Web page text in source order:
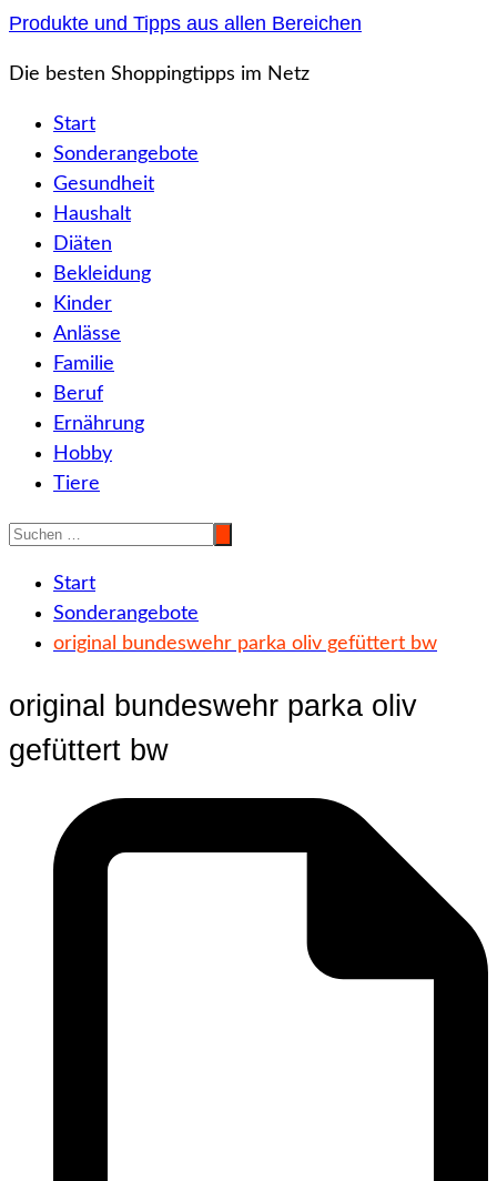
Zum
springen
Produkte und Tipps aus allen Bereichen
Die besten Shoppingtipps im Netz
Start
Sonderangebote
Gesundheit
Haushalt
Diäten
Bekleidung
Kinder
Anlässe
Familie
Beruf
Ernährung
Hobby
Tiere
Start
Sonderangebote
original bundeswehr parka oliv gefüttert bw
original bundeswehr parka oliv
gefüttert bw